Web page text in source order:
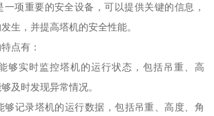
项重要的安全设备，可以提供关键的信息，
生，并提高塔机的安全性能。
点有：
够实时监控塔机的运行状态，包括吊重、高
及时发现异常情况。
够记录塔机的运行数据，包括吊重、高度、角